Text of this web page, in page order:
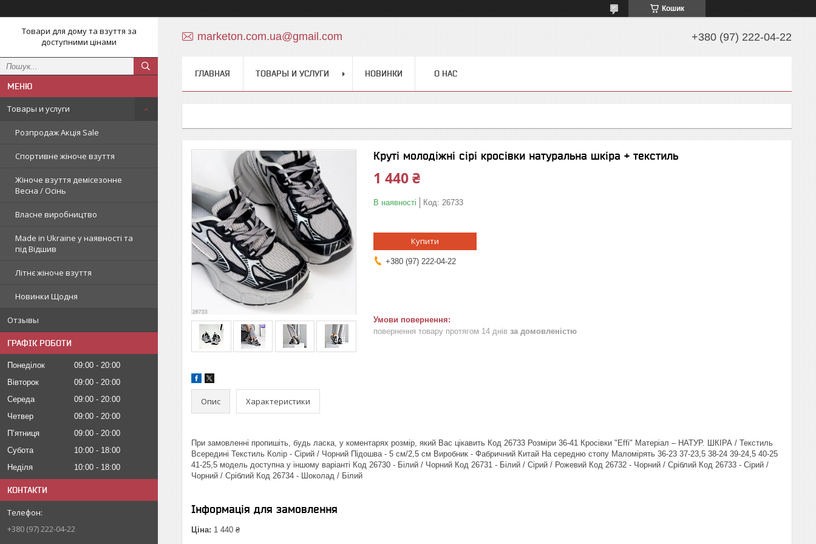
Кошик
Товари для дому та взуття за
доступними цінами
Товары и услуги
Розпродаж Акція Sale
Спортивне жіноче взуття
Жіноче взуття демісезонне
Весна / Осінь
Власне виробництво
Made in Ukraine у наявності та
під Відшив
Літнє жіноче взуття
Новинки Щодня
Отзывы
ГРАФІК РОБОТИ
Понеділок 09:00
20:00
Вівторок
09:00
20:00
Середа
09:00
20:00
Четвер
09:00
20:00
Пʼятниця
09:00
20:00
Субота
10:00
18:00
Неділя
10:00 18:00
КОНТАКТИ
+380 (97) 222-04-22
marketon.com.ua@gmail.com +380 (97) 222-04-22
ГЛАВНАЯ ТОВАРЫ И УСЛУГИ НОВИНКИ О НАС
Круті молодіжні сірі кросівки натуральна шкіра + текстиль
1 440 ₴
В наявності Код: 26733
Купити
+380 (97) 222-04-22
повернення товару протягом 14 днів за домовленістю
Опис Характеристики
При замовленні пропишіть, будь ласка, у коментарях розмір, який Вас цікавить Код 26733 Розміри 36-41 Кросівки "Effi" Матеріал – НАТУР. ШКІРА / Текстиль
Всередині Текстиль Колір - Сірий / Чорний Підошва - 5 см/2,5 см Виробник - Фабричний Китай На середню стопу Маломірять 36-23 37-23,5 38-24 39-24,5 40-25
41-25,5 модель доступна у іншому варіанті Код 26730 - Білий / Чорний Код 26731 - Білий / Сірий / Рожевий Код 26732 - Чорний / Сріблий Код 26733 - Сірий /
Чорний / Сріблий Код 26734 - Шоколад / Білий
Інформація для замовлення
Ціна: 1 440 ₴